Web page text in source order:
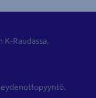
K-Raudassa.